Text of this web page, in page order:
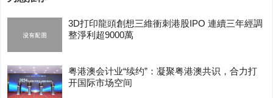
3D打印龍頭創想三維衝刺港股IPO 連續三年經調
整淨利超9000萬
粤港澳会计业“续约”：凝聚粤港澳共识，合力打
开国际市场空间